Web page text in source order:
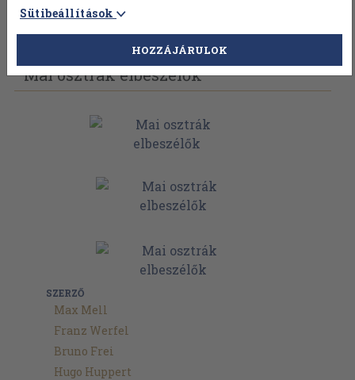
Vissza az előző oldalra Válasszon példányt
Mai osztrák elbeszélők
SZERZŐ
Max Mell
Franz Werfel
Bruno Frei
Hugo Huppert
Sütibeállítások
HOZZÁJÁRULOK